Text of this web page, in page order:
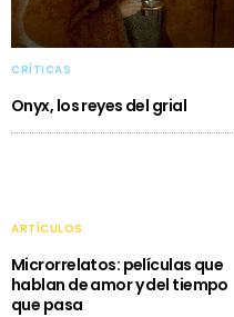
CRÍTICAS
Onyx, los reyes del grial
ARTÍCULOS
Microrrelatos: películas que
hablan de amor y del tiempo
que pasa